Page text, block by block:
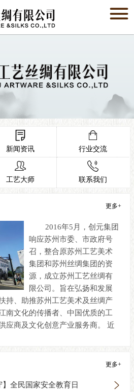

 新闻资讯
功能平台
 工艺大师
 联系我们
 在线商城


新闻资讯

行业交流

工艺大师

联系我们
更多+
2016年5月，创元集团
响应苏州市委、市政府号
召，整合原苏州工艺美术
集团和苏州丝绸集团的资
源，成立苏州工艺丝绸有
限公司。旨在弘扬和发展
持、助推苏州工艺美术及丝绸产
南文化的传播者、中国优质的工
应商及文化创意产业服务商。 近
更多+

】全民国家安全教育日